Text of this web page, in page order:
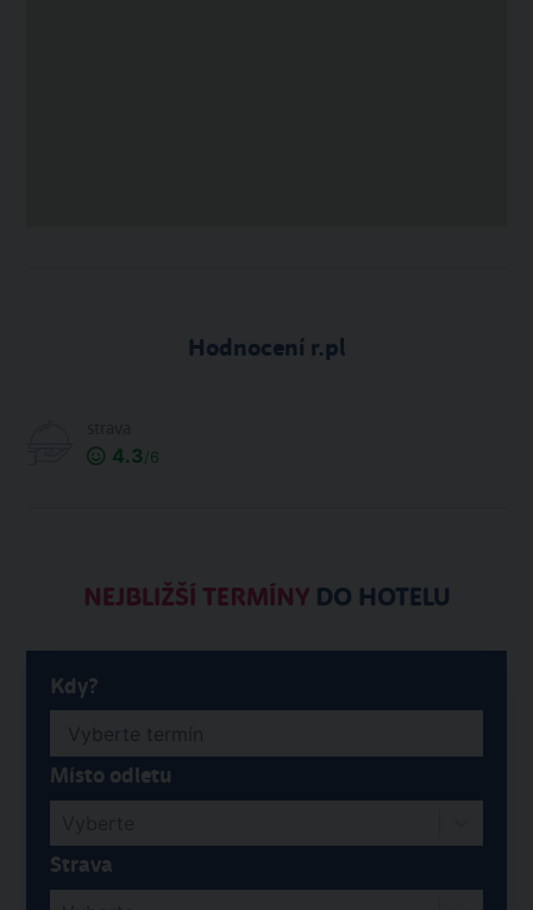
Hodnocení r.pl
4.3/6
NEJBLIŽŠÍ TERMÍNYDO HOTELU
Kdy?
Místo odletu
Strava